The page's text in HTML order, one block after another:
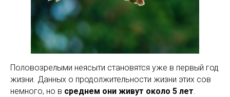
Половозрелыми неясыти становятся уже в первый год
жизни. Данных о продолжительности жизни этих сов
немного, но в среднем они живут около 5 лет.